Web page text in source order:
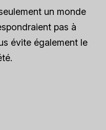
un monde
pas à
évite également le